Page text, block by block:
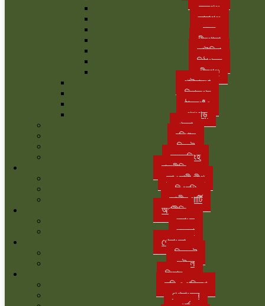
বদরগঞ্জ
তারাগঞ্জ
সদর
পীরগাছা
কাউনিয়া
মিঠাপুকুর
পীরগঞ্জ
গাইবান্ধা
দিনাজপুর
ঠাকুরগাঁও
পঞ্চগড়
খুলনা
বরিশাল
সিলেট
ময়মনসিংহ
রাজনীতি
আওয়ামী লীগ
বিএনপি
জাতীয় পার্টি
অর্থনীতি
ব্যাংক
ব্যবসা
খেলাধুলা
ক্রিকেট
ফুটবল
ফিচার
কৃষি ও পরিবেশ
গণমাধ্যম